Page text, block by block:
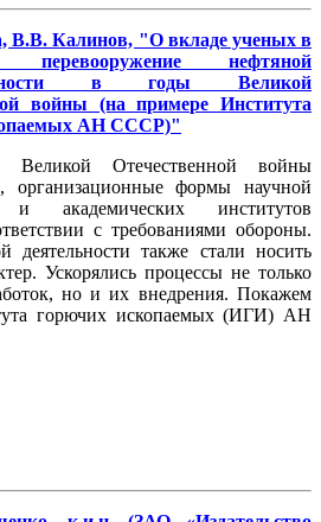
В.В. Калинов, "О вкладе ученых в
перевооружение нефтяной
в годы Великой
войны (на примере Института
АН СССР)"
Отечественной войны
организационные формы научной
академических институтов
с требованиями обороны.
также стали носить
Ускорялись процессы не только
но и их внедрения. Покажем
горючих ископаемых (ИГИ) АН